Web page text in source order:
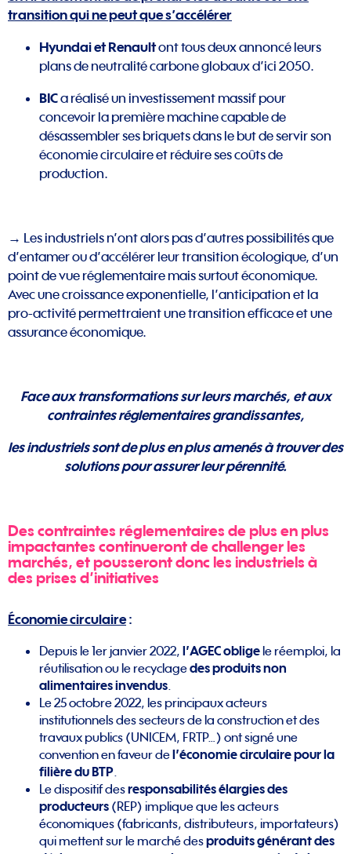
transition qui ne peut que s’accélérer
Hyundai et Renaultont tous deux annoncé leurs
plans de neutralité carbone globaux d’ici 2050.
BICa réalisé un investissement massif pour
concevoir la première machine capable de
désassembler ses briquets dans le but de servir son
économie circulaire et réduire ses coûts de
production.
→ Les industriels n’ont alors pas d’autres possibilités que
d’entamer ou d’accélérer leur transition écologique, d’un
point de vue réglementaire mais surtout économique.
Avec une croissance exponentielle, l’anticipation et la
pro-activité permettraient une transition efficace et une
assurance économique.
Face aux transformations sur leurs marchés, et aux
contraintes réglementaires grandissantes,
les industriels sont de plus en plus amenés à trouver des
solutions pour assurer leur pérennité.
Des contraintes réglementaires de plus en plus
impactantes continueront de challenger les
marchés, et pousseront donc les industriels à
des prises d’initiatives
Économie circulaire:
Depuis le 1er janvier 2022, l’AGECobligele réemploi, la
réutilisation ou le recyclagedes produits non
alimentaires invendus
Le 25 octobre 2022, les principaux acteurs
institutionnels des secteurs de la construction et des
travaux publics (UNICEM, FRTP…) ont signé une
convention en faveur del’économie circulaire pour la
filière du BTP
Le dispositif desresponsabilités élargies des
producteurs (REP) implique que les acteurs
économiques (fabricants, distributeurs, importateurs)
qui mettent sur le marché desproduits générant des